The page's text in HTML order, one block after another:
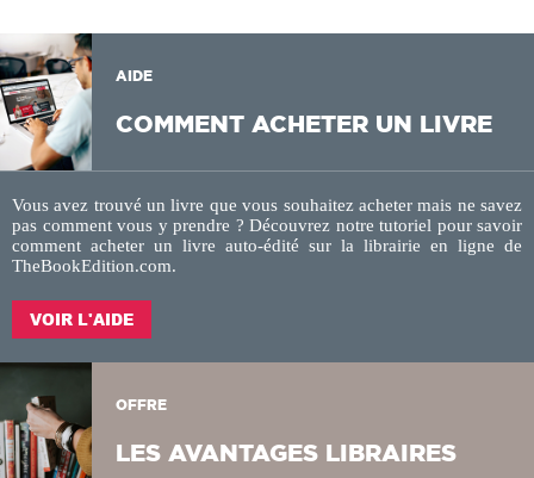
AIDE
COMMENT ACHETER UN LIVRE
Vous avez trouvé un livre que vous souhaitez acheter mais ne savez
pas comment vous y prendre ? Découvrez notre tutoriel pour savoir
comment acheter un livre auto-édité sur la librairie en ligne de
TheBookEdition.com.
VOIR L'AIDE
OFFRE
LES AVANTAGES LIBRAIRES